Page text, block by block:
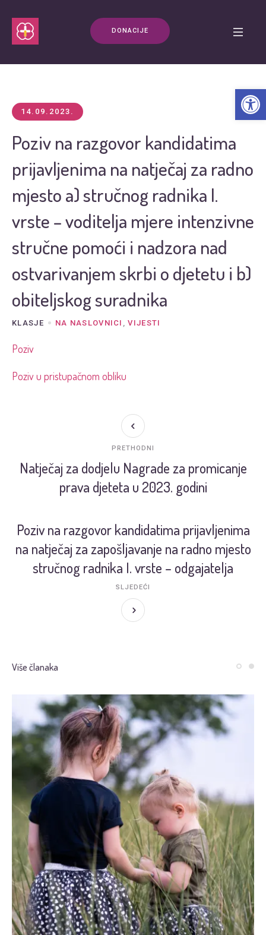
DONACIJE
14.09.2023.
Poziv na razgovor kandidatima
prijavljenima na natječaj za radno
mjesto a) stručnog radnika I.
vrste – voditelja mjere intenzivne
stručne pomoći i nadzora nad
ostvarivanjem skrbi o djetetu i b)
obiteljskog suradnika
KLASJE NA NASLOVNICI ,VIJESTI
Poziv
Poziv u pristupačnom obliku
Natječaj za dodjelu Nagrade za promicanje
prava djeteta u 2023. godini
PRETHODNI
Poziv na razgovor kandidatima prijavljenima
na natječaj za zapošljavanje na radno mjesto
stručnog radnika I. vrste – odgajatelja
SLJEDEĆI
Više članaka